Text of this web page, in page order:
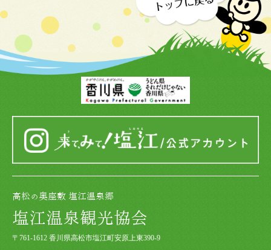
高松の奥座敷 塩江温泉郷
塩江温泉観光協会
〒761-1612 香川県高松市塩江町安原上東390-9